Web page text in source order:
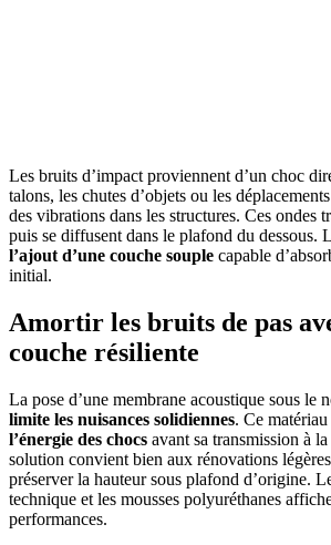
Les bruits d’impact proviennent d’un choc
talons, les chutes d’objets ou les
des vibrations dans les structures. Ces ondes
puis se diffusent dans le plafond du dessous.
l’ajout d’une couche souple capable
initial.
Amortir les bruits de pas
couche résiliente
La pose d’une membrane acoustique sous le
limite les nuisances solidiennes. Ce
l’énergie des chocs avant sa transmission à
solution convient bien aux rénovations
préserver la hauteur sous plafond d’origine.
technique et les mousses polyuréthanes
performances.